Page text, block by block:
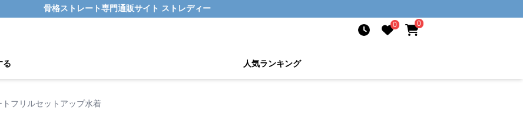
骨格ストレート専門通販サイト ストレディー
0 0
る 人気ランキング
フリルセットアップ水着